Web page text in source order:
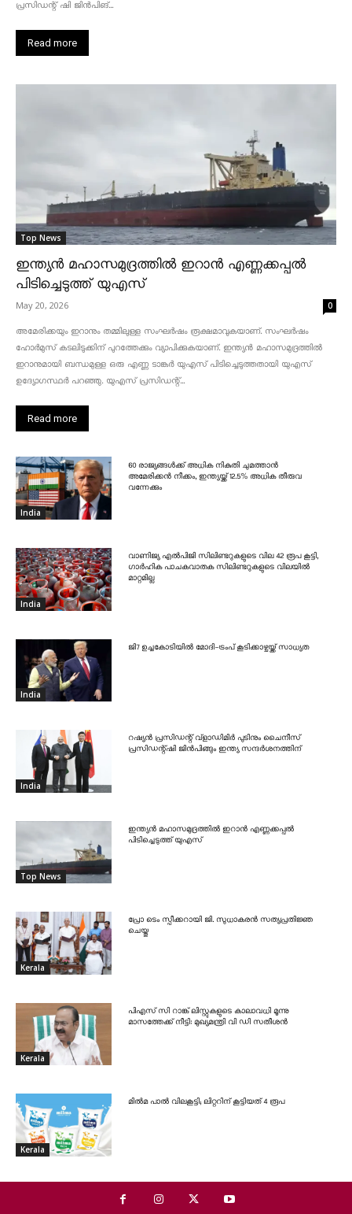
പ്രസിഡന്റ് ഷി ജിൻപിങ്...
Read more
Top News
ഇന്ത്യൻ മഹാസമുദ്രത്തിൽ ഇറാൻ എണ്ണക്കപ്പൽ
പിടിച്ചെടുത്ത് യുഎസ്
May 20, 2026 0
അമേരിക്കയും ഇറാനും തമ്മിലുള്ള സംഘർഷം രൂക്ഷമാവുകയാണ്. സംഘർഷം
ഹോർമുസ് കടലിടുക്കിന് പുറത്തേക്കും വ്യാപിക്കുകയാണ്. ഇന്ത്യൻ മഹാസമുദ്രത്തിൽ
ഇറാനുമായി ബന്ധമുള്ള ഒരു എണ്ണ ടാങ്കർ യുഎസ് പിടിച്ചെടുത്തതായി യുഎസ്
ഉദ്യോഗസ്ഥർ പറഞ്ഞു. യുഎസ് പ്രസിഡന്റ്...
Read more
India
60 രാജ്യങ്ങൾക്ക് അധിക നികുതി ചുമത്താൻ
അമേരിക്കൻ നീക്കം, ഇന്ത്യയ്ക്ക് 12.5% അധിക തീരുവ
വന്നേക്കും
India
വാണിജ്യ എൽപിജി സിലിണ്ടറുകളുടെ വില 42 രൂപ കൂട്ടി,
ഗാർഹിക പാചകവാതക സിലിണ്ടറുകളുടെ വിലയിൽ
മാറ്റമില്ല
India
ജി7 ഉച്ചകോടിയിൽ മോദി-ട്രംപ് കൂടിക്കാഴ്ചയ്ക്ക് സാധ്യത
India
റഷ്യൻ പ്രസിഡന്റ് വ്‌ളാഡിമിർ പുടിനും ചൈനീസ്
പ്രസിഡന്റ്ഷി ജിൻപിങ്ങും ഇന്ത്യ സന്ദർശനത്തിന്
Top News
ഇന്ത്യൻ മഹാസമുദ്രത്തിൽ ഇറാൻ എണ്ണക്കപ്പൽ
പിടിച്ചെടുത്ത് യുഎസ്
Kerala
പ്രോ ടെം സ്പീക്കറായി ജി. സുധാകരൻ സത്യപ്രതിജ്ഞ
ചെയ്തു
Kerala
പിഎസ് സി റാങ്ക് ലിസ്റ്റുകളുടെ കാലാവധി മൂന്നു
മാസത്തേക്ക് നീട്ടി: മുഖ്യമന്ത്രി വി ഡി സതീശൻ
Kerala
മിൽമ പാൽ വിലകൂട്ടി; ലിറ്ററിന് കൂട്ടിയത് 4 രൂപ